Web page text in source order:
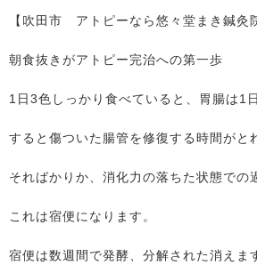
【吹田市 アトピーなら悠々堂まき鍼灸
朝食抜きがアトピー完治への第一歩
1日3色しっかり食べていると、胃腸は1
すると傷ついた腸管を修復する時間がと
そればかりか、消化力の落ちた状態での
これは宿便になります。
宿便は数週間で発酵、分解された消え